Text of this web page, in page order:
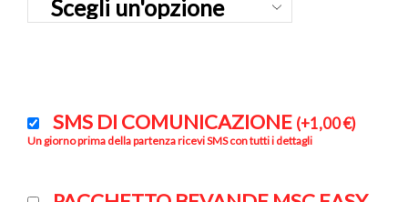
SMS DI COMUNICAZIONE (+1,00€)
Un giorno prima della partenza ricevi SMS con tutti i dettagli